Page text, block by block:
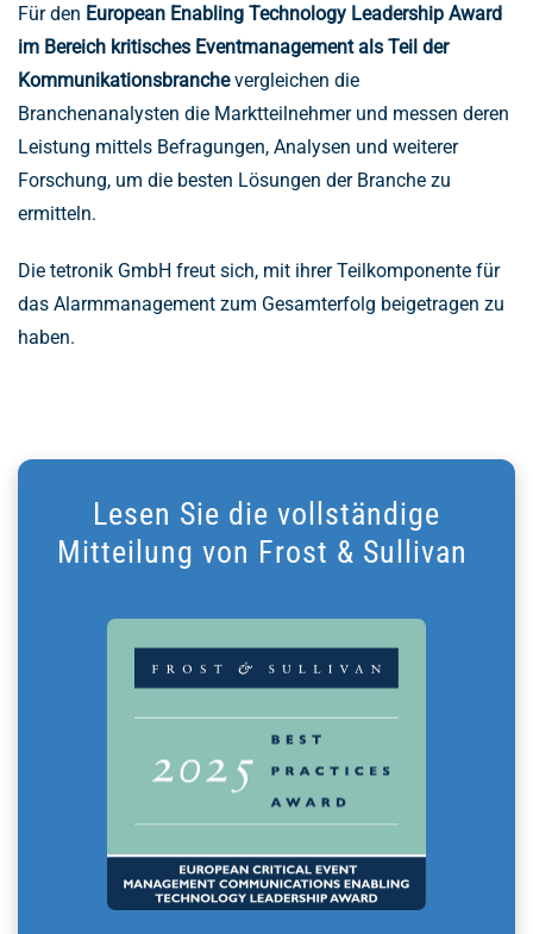
Für den European Enabling Technology Leadership Award
im Bereich kritisches Eventmanagement als Teil der
Kommunikationsbranchevergleichen die
Branchenanalysten die Marktteilnehmer und messen deren
Leistung mittels Befragungen, Analysen und weiterer
Forschung, um die besten Lösungen der Branche zu
ermitteln.
Die tetronik GmbH freut sich, mit ihrer Teilkomponente für
das Alarmmanagement zum Gesamterfolg beigetragen zu
haben.
Lesen Sie die vollständige
Mitteilung von Frost & Sullivan